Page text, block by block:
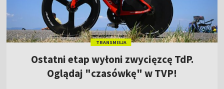
TRANSMISJA
Ostatni etap wyłoni zwycięzcę TdP.
Oglądaj "czasówkę" w TVP!